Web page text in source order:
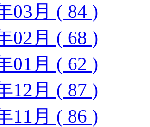
03月 ( 84 )
02月 ( 68 )
01月 ( 62 )
12月 ( 87 )
11月 ( 86 )